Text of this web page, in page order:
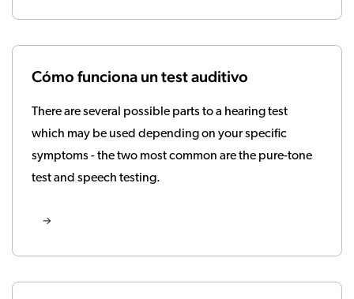
Cómo funciona un test auditivo
There are several possible parts to a hearing test
which may be used depending on your specific
symptoms - the two most common are the pure-tone
test and speech testing.